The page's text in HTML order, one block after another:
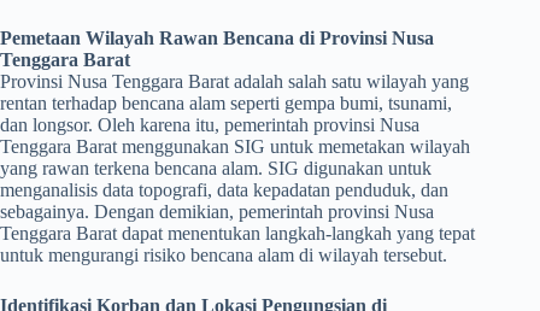
Pemetaan Wilayah Rawan Bencana di Provinsi Nusa
Tenggara Barat
Provinsi Nusa Tenggara Barat adalah salah satu wilayah yang
rentan terhadap bencana alam seperti gempa bumi, tsunami,
dan longsor. Oleh karena itu, pemerintah provinsi Nusa
Tenggara Barat menggunakan SIG untuk memetakan wilayah
yang rawan terkena bencana alam. SIG digunakan untuk
menganalisis data topografi, data kepadatan penduduk, dan
sebagainya. Dengan demikian, pemerintah provinsi Nusa
Tenggara Barat dapat menentukan langkah-langkah yang tepat
untuk mengurangi risiko bencana alam di wilayah tersebut.
Identifikasi Korban dan Lokasi Pengungsian di